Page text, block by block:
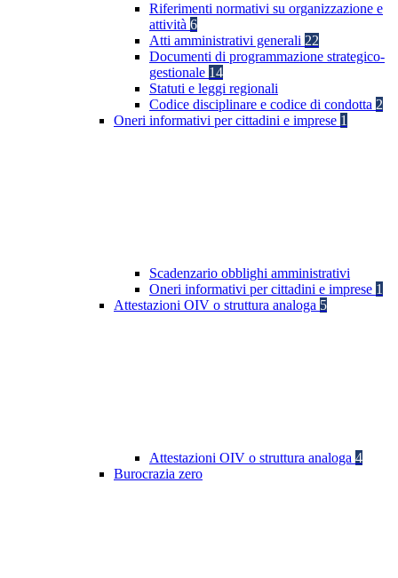
Riferimenti normativi su organizzazione e
attività 6
Atti amministrativi generali 22
Documenti di programmazione strategico-
gestionale 14
Statuti e leggi regionali
Codice disciplinare e codice di condotta 2
Oneri informativi per cittadini e imprese 1
Scadenzario obblighi amministrativi
Oneri informativi per cittadini e imprese 1
Attestazioni OIV o struttura analoga 5
Attestazioni OIV o struttura analoga 4
Burocrazia zero